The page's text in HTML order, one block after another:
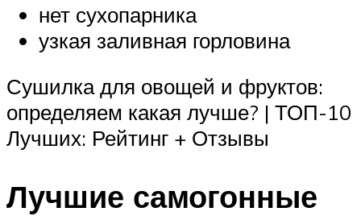
нет сухопарника
узкая заливная горловина
Сушилка для овощей и фруктов:
определяем какая лучше? | ТОП-10
Лучших: Рейтинг + Отзывы
Лучшие самогонные